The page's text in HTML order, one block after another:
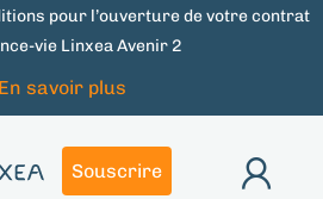
pour l’ouverture de votre contrat
vie Linxea Avenir 2
En savoir plus
Souscrire